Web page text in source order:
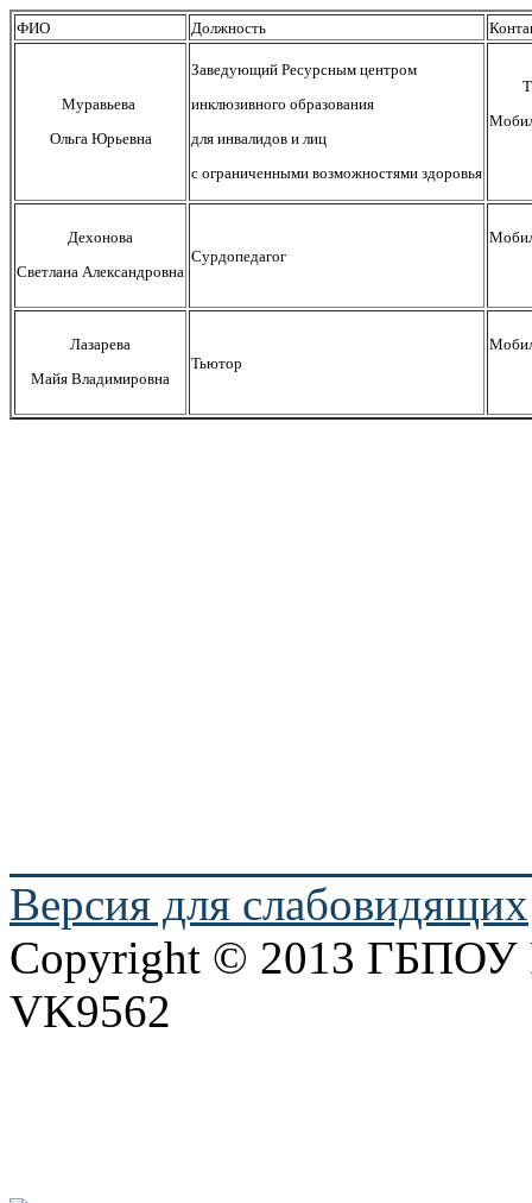
ФИО Должность
Муравьева
Ольга Юрьевна
Заведующий Ресурсным центром
инклюзивного образования
для инвалидов и лиц
с ограниченными возможностями здоровья
Дехонова
Светлана Александровна
Сурдопедагог
Лазарева
Майя Владимировна
Тьютор
Версия для слабовидящих
Copyright © 2013
VK9562